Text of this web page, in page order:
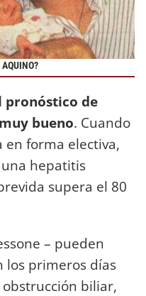
pronóstico de
bueno. Cuando
forma electiva,
hepatitis
supera el 80
– pueden
los primeros días
biliar,